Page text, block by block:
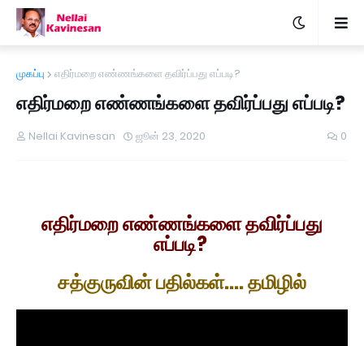
முகப்பு எதிர்மறை எண்ணங்களை தவிர்ப்பது எப்படி?
எதிர்மறை எண்ணங்களை தவிர்ப்பது எப்படி?
Nellai Kavinesan ஜூன் 23, 2020 0
எதிர்மறை எண்ணங்களை தவிர்ப்பது
எப்படி?
சத்குருவின் பதில்கள்.... தமிழில்